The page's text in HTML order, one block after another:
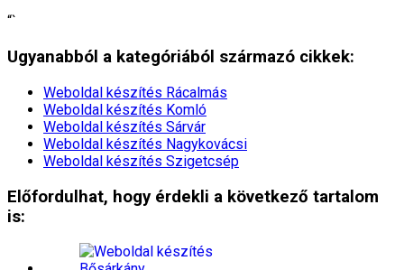
“`
Ugyanabból a kategóriából származó cikkek:
Weboldal készítés​ Rácalmás
Weboldal készítés​ Komló
Weboldal készítés​ Sárvár
Weboldal készítés​ Nagykovácsi
Weboldal készítés​ Szigetcsép
Előfordulhat, hogy érdekli a következő tartalom
is: